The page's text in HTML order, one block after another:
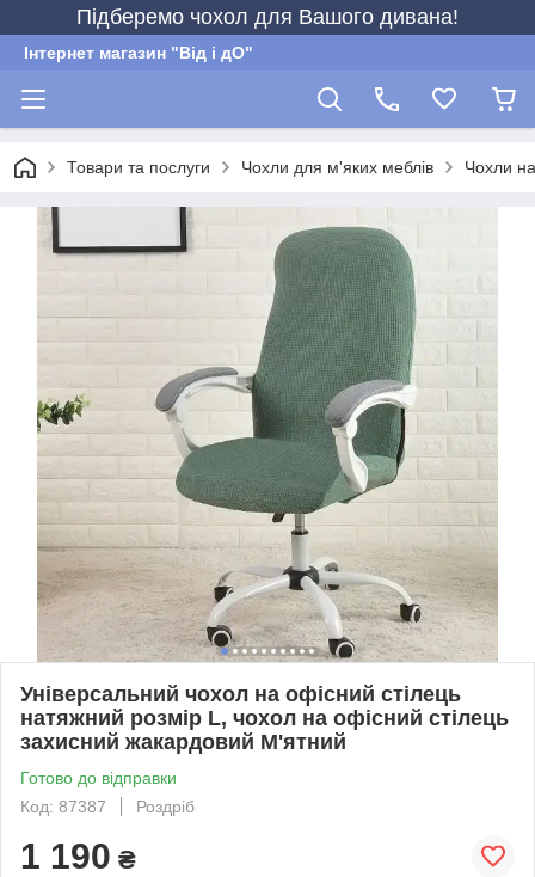
Підберемо чохол для Вашого дивана!
Інтернет магазин "Від і дО"
Товари та послуги Чохли для м'яких меблів Чохли
Універсальний чохол на офісний стілець
натяжний розмір L, чохол на офісний стілець
захисний жакардовий М'ятний
Готово до відправки
Код: 87387
Роздріб
1 190 ₴